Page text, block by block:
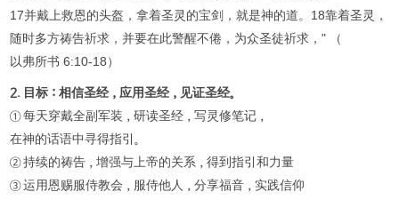
17并戴上救恩的头盔，拿着圣灵的宝剑，就是神的道。18靠着圣灵，
随时多方祷告祈求，并要在此警醒不倦，为众圣徒祈求，" （
以弗所书 6:10-18）
2. 目标：相信圣经，应用圣经，见证圣经。
① 每天穿戴全副军装，研读圣经，写灵修笔记，
在神的话语中寻得指引。
② 持续的祷告，增强与上帝的关系，得到指引和力量
③ 运用恩赐服侍教会，服侍他人，分享福音，实践信仰